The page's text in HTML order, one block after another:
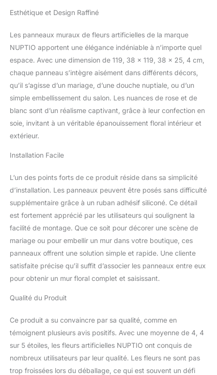
l'affichage de la Saint-
Valentin. Élégant et
décoration de fleurs de
fond de centres de table
de mariage. MATÉRIAU
DE HAUTE QUALITÉ:
fleurs sont faits de
polyester doux non
saturation élevée des
couleurs, il simule la
sensation de vraies
roses. Grâce à leur
caractère artificiel, nous
n'avons pas à nous
soucier de leurs soins de
longue durée. FACILE À
BRICOLAGE: En ce qui
concerne les amateurs
de bricolage, le mur floral
adoré la facilité avec
laquelle il est possible de
manipuler le panneau de
fleurs pour obtenir le
résultat souhaité. Tout ce
dont vous avez besoin
Esthétique et Design Raffiné
Les panneaux muraux de fleurs artificielles de la marque
NUPTIO apportent une élégance indéniable à n’importe quel
espace. Avec une dimension de 119, 38 x 119, 38 x 25, 4 cm,
chaque panneau s’intègre aisément dans différents décors,
qu’il s’agisse d’un mariage, d’une douche nuptiale, ou d’un
simple embellissement du salon. Les nuances de rose et de
blanc sont d’un réalisme captivant, grâce à leur confection en
soie, invitant à un véritable épanouissement floral intérieur et
extérieur.
Installation Facile
L’un des points forts de ce produit réside dans sa simplicité
d’installation. Les panneaux peuvent être posés sans difficulté
supplémentaire grâce à un ruban adhésif siliconé. Ce détail
est fortement apprécié par les utilisateurs qui soulignent la
facilité de montage. Que ce soit pour décorer une scène de
mariage ou pour embellir un mur dans votre boutique, ces
panneaux offrent une solution simple et rapide. Une cliente
satisfaite précise qu’il suffit d’associer les panneaux entre eux
pour obtenir un mur floral complet et saisissant.
Qualité du Produit
Ce produit a su convaincre par sa qualité, comme en
témoignent plusieurs avis positifs. Avec une moyenne de 4, 4
sur 5 étoiles, les fleurs artificielles NUPTIO ont conquis de
nombreux utilisateurs par leur qualité. Les fleurs ne sont pas
trop froissées lors du déballage, ce qui est souvent un défi